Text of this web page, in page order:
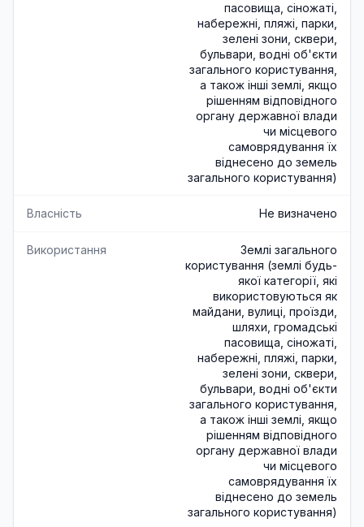
пасовища, сіножаті,
набережні, пляжі, парки,
зелені зони, сквери,
бульвари, водні об'єкти
загального користування,
а також інші землі, якщо
рішенням відповідного
органу державної влади
чи місцевого
самоврядування їх
віднесено до земель
загального користування)
Власність Не визначено
Використання
Землі загального
користування (землі будь-
якої категорії, які
використовуються як
майдани, вулиці, проїзди,
шляхи, громадські
пасовища, сіножаті,
набережні, пляжі, парки,
зелені зони, сквери,
бульвари, водні об'єкти
загального користування,
а також інші землі, якщо
рішенням відповідного
органу державної влади
чи місцевого
самоврядування їх
віднесено до земель
загального користування)